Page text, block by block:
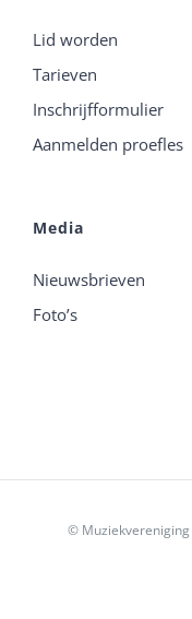
Lid worden
Tarieven
Inschrijfformulier
Aanmelden proefles
Media
Nieuwsbrieven
Foto’s
©